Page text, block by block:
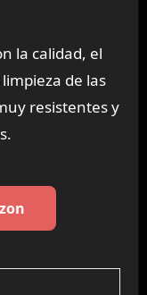
la calidad, el
de las
resistentes y